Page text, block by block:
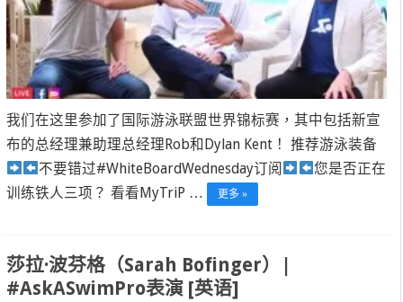
我们在这里参加了国际游泳联盟世界锦标赛，其中包括新宣
布的总经理兼助理总经理Rob和Dylan Kent！ 推荐游泳装备
不要错过#WhiteBoardWednesday订阅
您是否正在
训练铁人三项？ 看看MyTriP …
更多 »
莎拉·波芬格（Sarah Bofinger）|
#AskASwimPro表演 [英语]